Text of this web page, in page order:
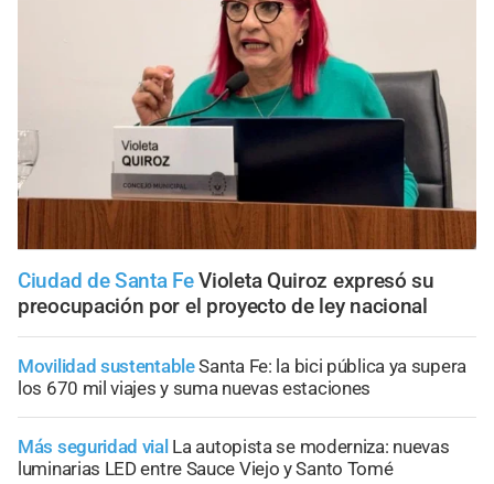
Ciudad de Santa Fe Violeta Quiroz expresó su
preocupación por el proyecto de ley nacional
Movilidad sustentableSanta Fe: la bici pública ya supera
los 670 mil viajes y suma nuevas estaciones
Más seguridad vial La autopista se moderniza: nuevas
luminarias LED entre Sauce Viejo y Santo Tomé